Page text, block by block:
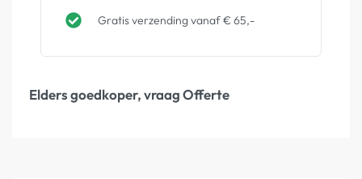
Gratis verzending vanaf € 65,-
Elders goedkoper, vraag Offerte